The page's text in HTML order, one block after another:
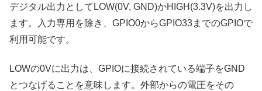
デジタル出力としてLOW(0V, GND)かHIGH(3.3V)を出力し
ます。入力専用を除き、GPIO0からGPIO33までのGPIOで
利用可能です。
LOWの0Vに出力は、GPIOに接続されている端子をGND
とつなげることを意味します。外部からの電圧をその